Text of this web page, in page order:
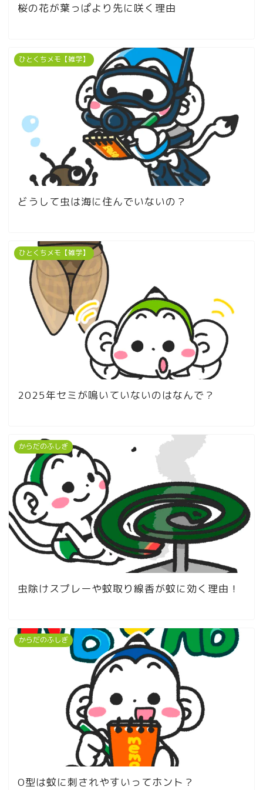
桜の花が葉っぱより先に咲く理由
ひとくちメモ【雑学】
どうして虫は海に住んでいないの？
ひとくちメモ【雑学】
2025年セミが鳴いていないのはなんで？
からだのふしぎ
虫除けスプレーや蚊取り線香が蚊に効く理由！
からだのふしぎ
O型は蚊に刺されやすいってホント？